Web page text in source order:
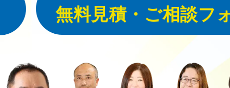
無料見積・ご相談フ